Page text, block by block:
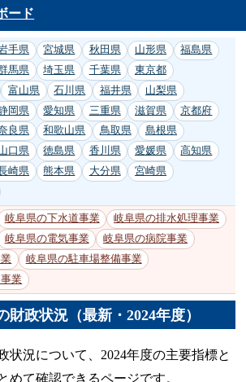
ード
手県 宮城県 秋田県 山形県
福島県
馬県 埼玉県 千葉県
東京都
富山県 石川県 福井県
山梨県
岡県 愛知県 三重県 滋賀県
京都府
良県 和歌山県 鳥取県
島根県
口県 徳島県 香川県 愛媛県
高知県
崎県 熊本県 大分県
宮崎県
岐阜県の下水道事業
岐阜県の排水処理事業
岐阜県の電気事業
岐阜県の病院事業
岐阜県の駐車場整備事業
業
財政状況（最新・2024年度）
状況について、2024年度の主要指標と
めて確認できるページです。